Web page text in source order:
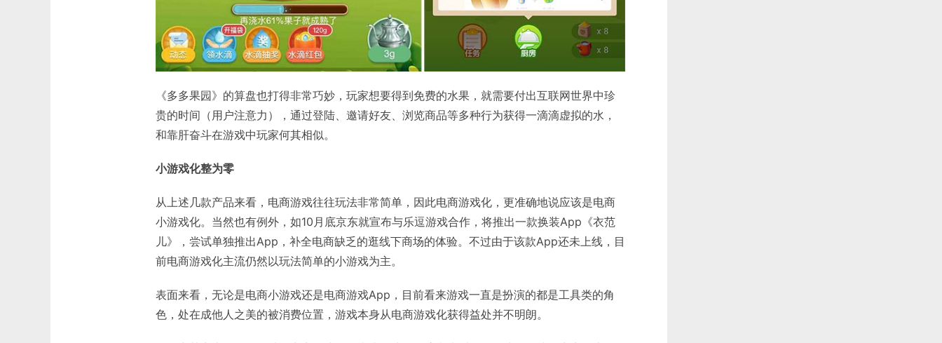
《多多果园》的算盘也打得非常巧妙，玩家想要得到免费的水果，就需要付出互联网世界中珍
贵的时间（用户注意力），通过登陆、邀请好友、浏览商品等多种行为获得一滴滴虚拟的水，
和靠肝奋斗在游戏中玩家何其相似。
小游戏化整为零
从上述几款产品来看，电商游戏往往玩法非常简单，因此电商游戏化，更准确地说应该是电商
小游戏化。当然也有例外，如10月底京东就宣布与乐逗游戏合作，将推出一款换装App《衣范
儿》，尝试单独推出App，补全电商缺乏的逛线下商场的体验。不过由于该款App还未上线，目
前电商游戏化主流仍然以玩法简单的小游戏为主。
表面来看，无论是电商小游戏还是电商游戏App，目前看来游戏一直是扮演的都是工具类的角
色，处在成他人之美的被消费位置，游戏本身从电商游戏化获得益处并不明朗。